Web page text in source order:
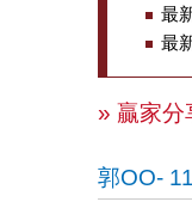
最
最
» 贏家分
郭OO-